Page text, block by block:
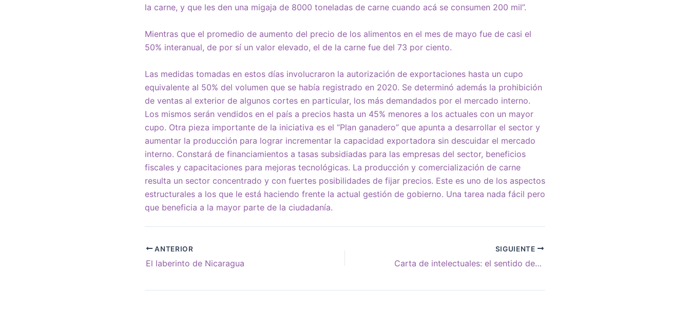
la carne, y que les den una migaja de 8000 toneladas de carne cuando acá se consumen 200 mil”.
Mientras que el promedio de aumento del precio de los alimentos en el mes de mayo fue de casi el
50% interanual, de por sí un valor elevado, el de la carne fue del 73 por ciento.
Las medidas tomadas en estos días involucraron la autorización de exportaciones hasta un cupo
equivalente al 50% del volumen que se había registrado en 2020. Se determinó además la prohibición
de ventas al exterior de algunos cortes en particular, los más demandados por el mercado interno.
Los mismos serán vendidos en el país a precios hasta un 45% menores a los actuales con un mayor
cupo. Otra pieza importante de la iniciativa es el “Plan ganadero” que apunta a desarrollar el sector y
aumentar la producción para lograr incrementar la capacidad exportadora sin descuidar el mercado
interno. Constará de financiamientos a tasas subsidiadas para las empresas del sector, beneficios
fiscales y capacitaciones para mejoras tecnológicas. La producción y comercialización de carne
resulta un sector concentrado y con fuertes posibilidades de fijar precios. Este es uno de los aspectos
estructurales a los que le está haciendo frente la actual gestión de gobierno. Una tarea nada fácil pero
que beneficia a la mayor parte de la ciudadanía.
ANTERIOR
El laberinto de Nicaragua
SIGUIENTE
Carta de intelectuales: el sentido desestabilizador de un texto desesperado